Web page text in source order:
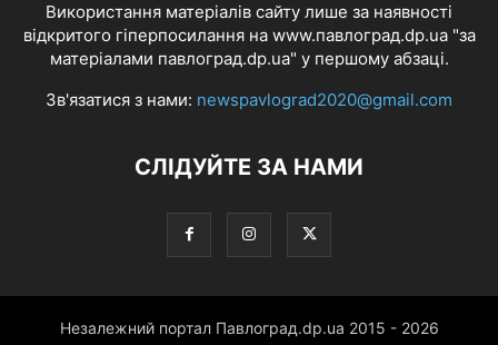
Використання матеріалів сайту лише за наявності
відкритого гіперпосилання на www.павлоград.dp.ua "за
матеріалами павлоград.dp.ua" у першому абзаці.
Зв'язатися з нами: newspavlograd2020@gmail.com
СЛІДУЙТЕ ЗА НАМИ
Незалежний портал Павлоград.dp.ua 2015 - 2026